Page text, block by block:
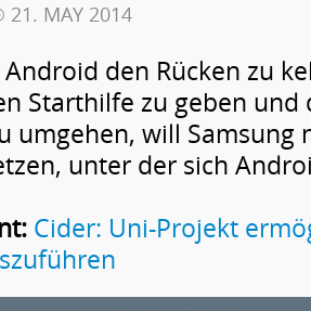
21. MAY 2014
den Rücken zu
Starthilfe zu geben und
umgehen, will Samsung
unter der sich
Cider: Uni-Projekt